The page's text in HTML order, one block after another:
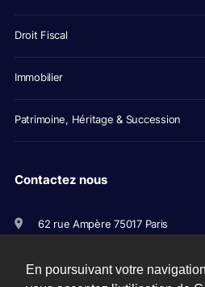
En poursuivant votre
Droit Fiscal
Immobilier
Patrimoine, Héritage & Succession
Contactez nous
62 rue Ampère 75017 Paris
+33(0)1 56 79 11 00